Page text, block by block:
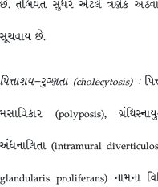
છે. તબિયત સુધરે એટલે ત્રણેક
સૂચવાય છે.
પિત્તાશય–રુગ્ણતા (cholecytosis) :
મસાવિકાર (polyposis),
અંધનાલિતા (intramural
glandularis proliferans) નામના